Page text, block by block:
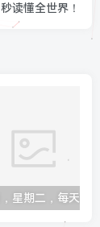
秒读懂全世界！